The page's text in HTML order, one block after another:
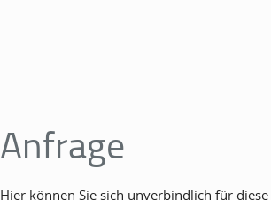
Anfrage
Hier können Sie sich unverbindlich für